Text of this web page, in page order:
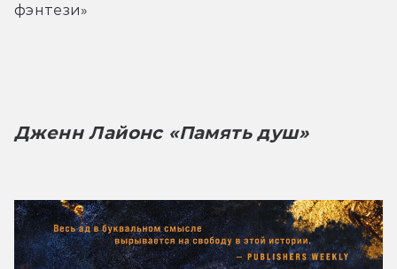
фэнтези»
Дженн Лайонс «Память душ»